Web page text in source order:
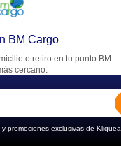
BM Cargo
o retiro en tu punto BM
cercano.
promociones exclusivas de Kliquea.